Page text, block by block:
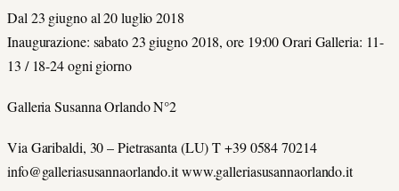
Dal 23 giugno al 20 luglio 2018
Inaugurazione: sabato 23 giugno 2018, ore 19:00 Orari Galleria: 11-
13 / 18-24 ogni giorno
Galleria Susanna Orlando N°2
Via Garibaldi, 30 – Pietrasanta (LU) T +39 0584 70214
info@galleriasusannaorlando.it www.galleriasusannaorlando.it